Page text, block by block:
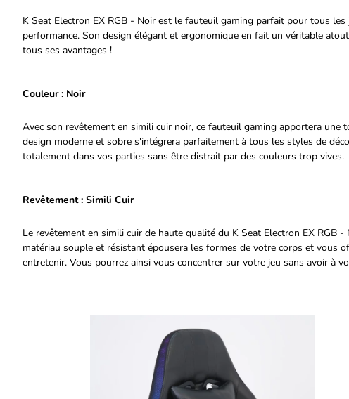
K Seat Electron EX RGB - Noir est le fauteuil gaming parfait pour tous
performance. Son design élégant et ergonomique en fait un véritable
tous ses avantages !
Couleur : Noir
Avec son revêtement en simili cuir noir, ce fauteuil gaming apportera une
design moderne et sobre s'intégrera parfaitement à tous les styles de
totalement dans vos parties sans être distrait par des couleurs trop vives.
Revêtement : Simili Cuir
Le revêtement en simili cuir de haute qualité du K Seat Electron EX RGB
matériau souple et résistant épousera les formes de votre corps et vous
entretenir. Vous pourrez ainsi vous concentrer sur votre jeu sans avoir à